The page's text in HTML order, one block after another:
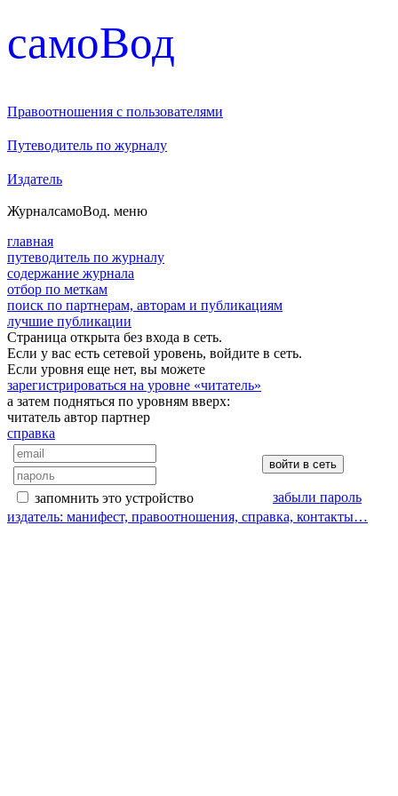
cамоВод
Правоотношения с пользователями
Путеводитель по журналу
Издатель
ЖурналсамоВод. меню
главная
путеводитель по журналу
содержание журнала
отбор по меткам
поиск по партнерам, авторам и публикациям
лучшие публикации
Страница открыта без входа в сеть.
Если у вас есть сетевой уровень, войдите в сеть.
Если уровня еще нет, вы можете
зарегистрироваться на уровне «читатель»
а затем подняться по уровням вверх:
читатель автор партнер
справка
запомнить это устройство
забыли пароль
издатель: манифест, правоотношения, справка, контакты…